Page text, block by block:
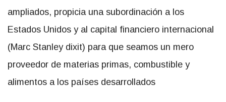
ampliados, propicia una subordinación a los
Estados Unidos y al capital financiero internacional
(Marc Stanley dixit) para que seamos un mero
proveedor de materias primas, combustible y
alimentos a los países desarrollados